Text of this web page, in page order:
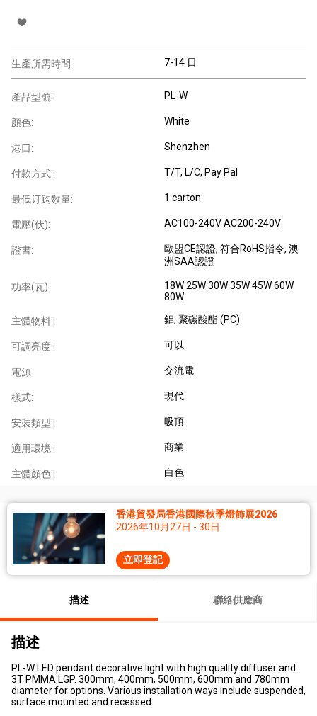
生產所需時間: 7-14 日
產品型號: PL-W
顏色: White
港口: Shenzhen
付款方式: T/T, L/C, Pay Pal
最低订购数量: 1 carton
電壓(伏): AC100-240V AC200-240V
證書:
歐盟CE認證, 符合RoHS指令, 澳
洲SAA認證
功率(瓦):
18W 25W 30W 35W 45W 60W
80W
主體物料: 鋁, 聚碳酸酯 (PC)
可調亮度: 可以
電源: 交流電
樣式: 現代
安裝類型: 吸頂
適用環境: 商業
主體顏色: 白色
香港貿發局香港國際秋季燈飾展2026
2026年10月27日 - 30日
立即登記
描述 聯絡供應商
描述
PL-W LED pendant decorative light with high quality diffuser and
3T PMMA LGP. 300mm, 400mm, 500mm, 600mm and 780mm
diameter for options. Various installation ways include suspended,
surface mounted and recessed.